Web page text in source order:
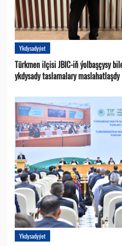
Ykdysadyýet
Türkmen ilçisi JBIC-iň ýolbaşçysy
ykdysady taslamalary maslahatlaşdy
Ykdysadyýet